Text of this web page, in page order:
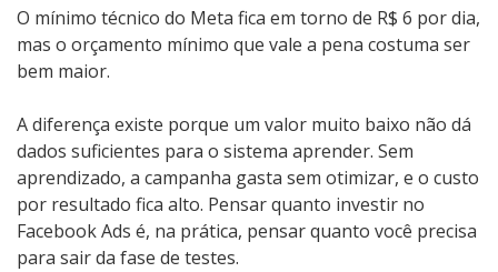
O mínimo técnico do Meta fica em torno de R$ 6 por dia,
mas o orçamento mínimo que vale a pena costuma ser
bem maior.
A diferença existe porque um valor muito baixo não dá
dados suficientes para o sistema aprender. Sem
aprendizado, a campanha gasta sem otimizar, e o custo
por resultado fica alto. Pensar quanto investir no
Facebook Ads é, na prática, pensar quanto você precisa
para sair da fase de testes.